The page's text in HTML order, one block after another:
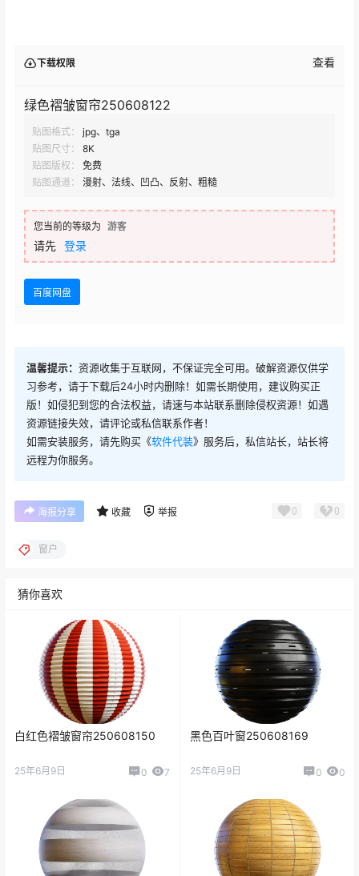
下载权限 查看
绿色褶皱窗帘250608122
贴图格式：
jpg、tga
贴图尺寸：
8K
贴图版权：
免费
贴图通道：
漫射、法线、凹凸、反射、粗糙
您当前的等级为 游客
请先 登录
百度网盘
温馨提示： 资源收集于互联网，不保证完全可用。破解资源仅供学
习参考，请于下载后24小时内删除！如需长期使用，建议购买正
版！如侵犯到您的合法权益，请速与本站联系删除侵权资源！如遇
资源链接失效，请评论或私信联系作者！
如需安装服务，请先购买《软件代装》服务后，私信站长，站长将
远程为你服务。
海报分享 收藏 举报 0 0
窗户
猜你喜欢
白红色褶皱窗帘250608150
25年6月9日 0 7
黑色百叶窗250608169
25年6月9日 0 0